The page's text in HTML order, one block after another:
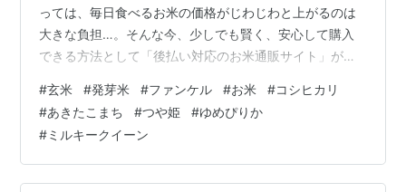
っては、毎日食べるお米の価格がじわじわと上がるのは
大きな負担…。そんな今、少しでも賢く、安心して購入
できる方法として「後払い対応のお米通販サイト」が注
ラインナップが揃っているのも嬉しいポイント。「届い
たあとに支払える」から、まとめ買いもしやすく、無理
のない買い物計画が立てられます。 本記事では、後払い
に対応したおすすめのお米通販ショップを厳選してご紹
介。ぜひ今後のお米選びの参考にしてください！ ※本サ
#玄米 #発芽米 #ファンケル #お米 #コシヒカリ
#あきたこまち #つや姫 #ゆめぴりか
#ミルキークイーン